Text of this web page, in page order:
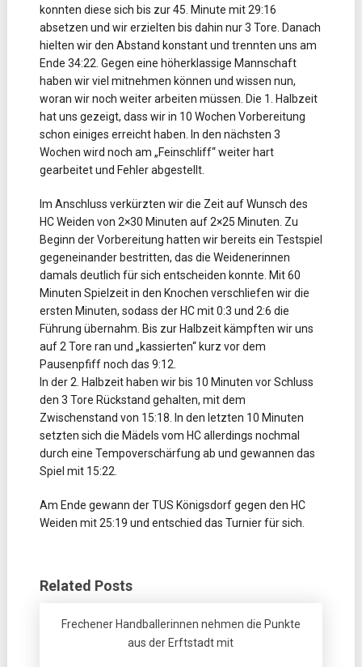
konnten diese sich bis zur 45. Minute mit 29:16
absetzen und wir erzielten bis dahin nur 3 Tore. Danach
hielten wir den Abstand konstant und trennten uns am
Ende 34:22. Gegen eine höherklassige Mannschaft
haben wir viel mitnehmen können und wissen nun,
woran wir noch weiter arbeiten müssen. Die 1. Halbzeit
hat uns gezeigt, dass wir in 10 Wochen Vorbereitung
schon einiges erreicht haben. In den nächsten 3
Wochen wird noch am „Feinschliff“ weiter hart
gearbeitet und Fehler abgestellt.
Im Anschluss verkürzten wir die Zeit auf Wunsch des
HC Weiden von 2×30 Minuten auf 2×25 Minuten. Zu
Beginn der Vorbereitung hatten wir bereits ein Testspiel
gegeneinander bestritten, das die Weidenerinnen
damals deutlich für sich entscheiden konnte. Mit 60
Minuten Spielzeit in den Knochen verschliefen wir die
ersten Minuten, sodass der HC mit 0:3 und 2:6 die
Führung übernahm. Bis zur Halbzeit kämpften wir uns
auf 2 Tore ran und „kassierten“ kurz vor dem
Pausenpfiff noch das 9:12.
In der 2. Halbzeit haben wir bis 10 Minuten vor Schluss
den 3 Tore Rückstand gehalten, mit dem
Zwischenstand von 15:18. In den letzten 10 Minuten
setzten sich die Mädels vom HC allerdings nochmal
durch eine Tempoverschärfung ab und gewannen das
Spiel mit 15:22.
Am Ende gewann der TUS Königsdorf gegen den HC
Weiden mit 25:19 und entschied das Turnier für sich.
Related Posts
Frechener Handballerinnen nehmen die Punkte
aus der Erftstadt mit